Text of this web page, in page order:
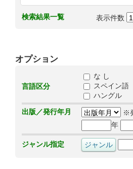
検索結果一覧 表示件数
オプション
言語区分
な し
スペイン語
ハングル
出版／発行年月
※
年
ジャンル指定